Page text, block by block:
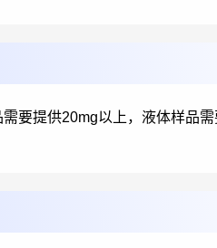
要提供20mg以上，液体样品